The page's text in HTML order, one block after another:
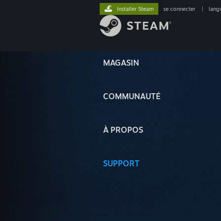
MAGASIN
COMMUNAUTÉ
À PROPOS
SUPPORT
Installer Steam se connecter